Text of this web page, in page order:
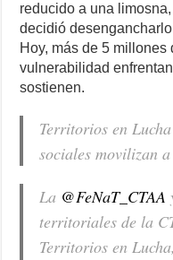
reducido a una
decidió
Hoy, más de 5
vulnerabilidad
sostienen.
Territorios en
sociales movilizan
La @FeNaT_CTAA
territoriales de la
Territorios en